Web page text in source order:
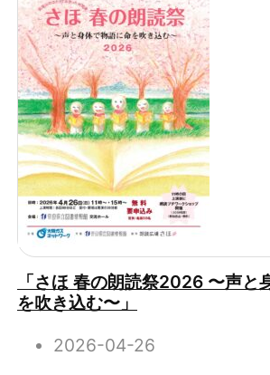
「さほ 春の朗読祭2026 〜声と
を吹き込む〜」
2026-04-26